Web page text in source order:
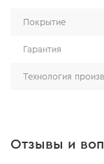
Покрытие
Гарантия
Технология
Отзывы и